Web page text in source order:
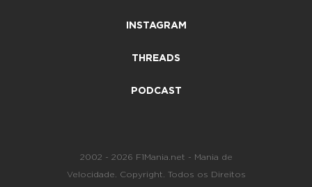
INSTAGRAM
THREADS
PODCAST
2002 - 2026 F1Mania.net - Mania de
Velocidade. Copyright. Todos os Direitos